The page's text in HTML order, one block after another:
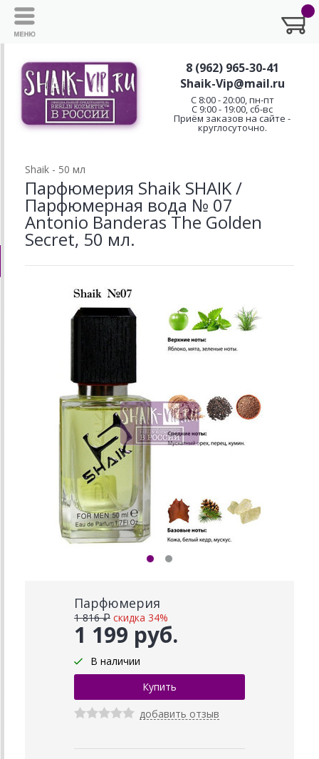
8 (962) 965-30-41
Shaik-Vip@mail.ru
C 8:00 - 20:00, пн-пт
С 9:00 - 19:00, сб-вс
Приём заказов на сайте -
круглосуточно.
Shaik - 50 мл
Парфюмерия Shaik SHAIK /
Парфюмерная вода № 07
Antonio Banderas The Golden
Secret, 50 мл.
Парфюмерия
1 199 руб.
1 816 ₽ скидка 34%
В наличии
добавить отзыв